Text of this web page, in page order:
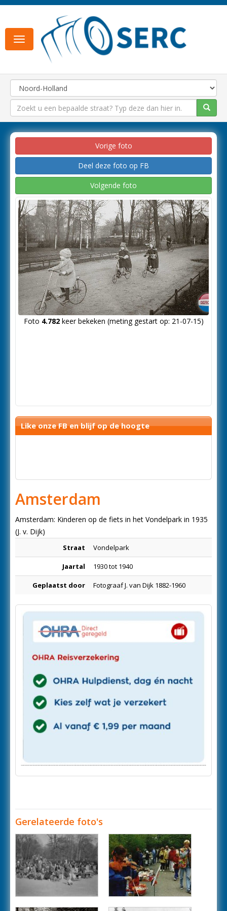
Toggle
navigation
Vorige foto
Deel deze foto op FB
Volgende foto
Foto 4.782keer bekeken (meting gestart op: 21-07-15)
Like onze FB en blijf op de hoogte
Amsterdam
Amsterdam: Kinderen op de fiets in het Vondelpark in 1935
(J. v. Dijk)
Straat Vondelpark
Jaartal 1930 tot 1940
Geplaatst door Fotograaf J. van Dijk 1882-1960
Gerelateerde foto's